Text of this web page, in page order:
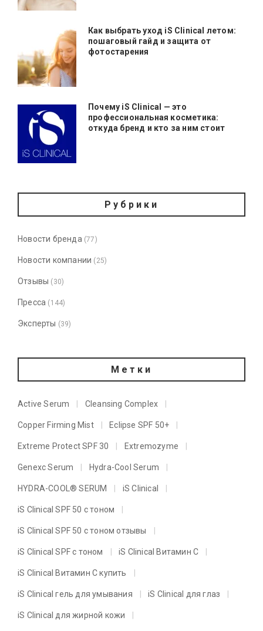
Как выбрать уход iS Clinical летом:
пошаговый гайд и защита от
фотостарения
Почему iS Clinical — это
профессиональная косметика:
откуда бренд и кто за ним стоит
Рубрики
Новости бренда (77)
Новости компании (25)
Отзывы (30)
Пресса (144)
Эксперты (39)
Метки
Active Serum Cleansing Complex
Copper Firming Mist Eclipse SPF 50+
Extreme Protect SPF 30 Extremozyme
Genexc Serum Hydra-Cool Serum
HYDRA-COOL® SERUM iS Clinical
iS Clinical SPF 50 с тоном
iS Clinical SPF 50 с тоном отзывы
iS Clinical SPF с тоном iS Clinical Витамин C
iS Clinical Витамин C купить
iS Clinical гель для умывания iS Clinical для глаз
iS Clinical для жирной кожи